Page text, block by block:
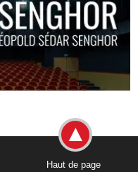
Haut de page